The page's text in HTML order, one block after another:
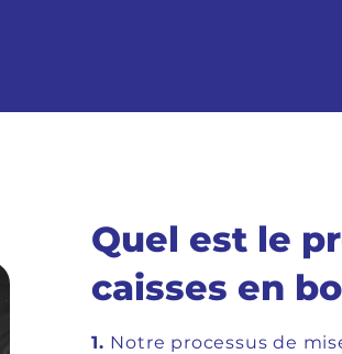
Quel est le
caisses en
1. Notre processus de